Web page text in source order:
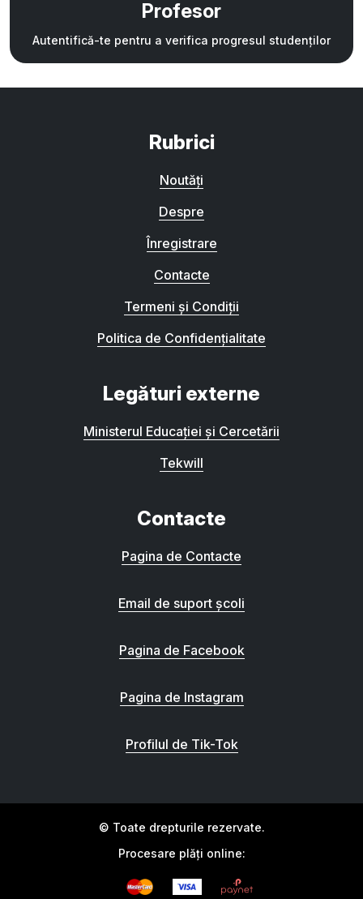
Profesor
Autentifică-te pentru a verifica progresul studenților
Rubrici
Noutăți
Despre
Înregistrare
Contacte
Termeni și Condiții
Politica de Confidențialitate
Legături externe
Ministerul Educației și Cercetării
Tekwill
Contacte
Pagina de Contacte
Email de suport școli
Pagina de Facebook
Pagina de Instagram
Profilul de Tik-Tok
© Toate drepturile rezervate.
Procesare plăți online: